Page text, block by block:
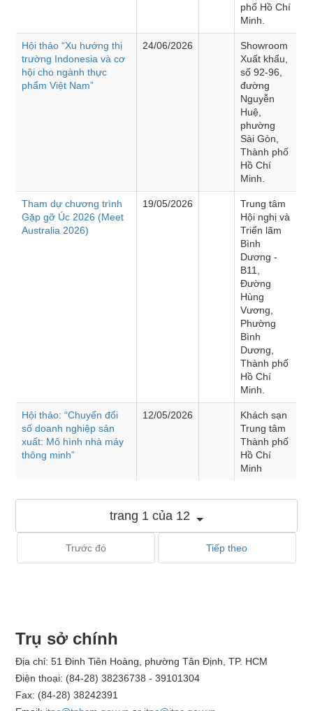
phố Hồ Chí
Minh.
Hội thảo “Xu hướng thị
trường Indonesia và cơ
hội cho ngành thực
phẩm Việt Nam”
24/06/2026
Showroom
Xuất khẩu,
số 92-96,
đường
Nguyễn
Huệ,
phường
Sài Gòn,
Thành phố
Hồ Chí
Minh.
Tham dự chương trình
Gặp gỡ Úc 2026 (Meet
Australia 2026)
19/05/2026
Trung tâm
Hội nghị và
Triển lãm
Bình
Dương -
B11,
Đường
Hùng
Vương,
Phường
Bình
Dương,
Thành phố
Hồ Chí
Minh.
Hội thảo: “Chuyển đổi
số doanh nghiệp sản
xuất: Mô hình nhà máy
thông minh”
12/05/2026
Khách sạn
Trung tâm
Thành phố
Hồ Chí
Minh
trang 1 của 12
Trước đó Tiếp theo
Trụ sở chính
Địa chỉ: 51 Đinh Tiên Hoàng, phường Tân Định, TP. HCM
Điện thoại: (84-28) 38236738 - 39101304
Fax: (84-28) 38242391